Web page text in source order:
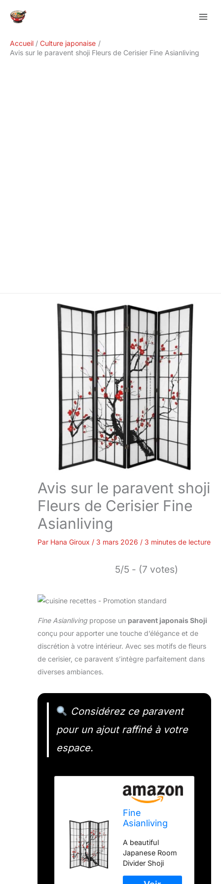
Accueil
Culture japonaise
Avis sur le paravent shoji Fleurs de Cerisier Fine Asianliving
Avis sur le paravent shoji
Fleurs de Cerisier Fine
Asianliving
Par Hana Giroux / 3 mars 2026 / 3 minutes de lecture
5/5 - (7 votes)
Fine Asianlivingpropose un paravent japonais Shoji
conçu pour apporter une touche d’élégance et de
discrétion à votre intérieur. Avec ses motifs de fleurs
de cerisier, ce paravent s’intègre parfaitement dans
diverses ambiances.
Considérez ce paravent
pour un ajout raffiné à votre
espace.
Fine
Asianliving
Japonais Shoji
L180xH180cm
4 Panneaux
Paper de Riz -
A beautiful
Japanese Room
Divider Shoji